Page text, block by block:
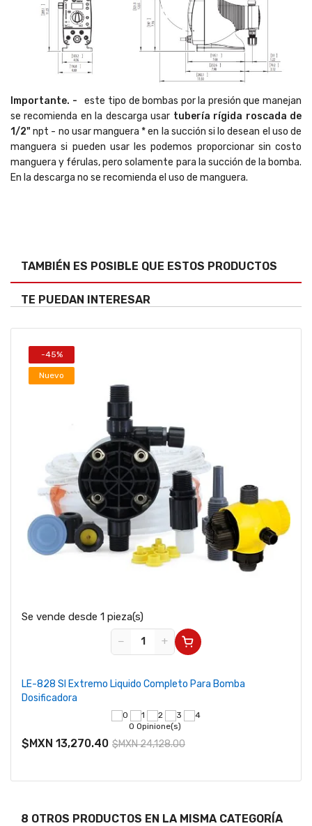
Importante. - este tipo de bombas por la presión que manejan
se recomienda en la descarga usar tubería rígida roscada de
1/2" npt - no usar manguera * en la succión si lo desean el uso de
manguera si pueden usar les podemos proporcionar sin costo
manguera y férulas, pero solamente para la succión de la bomba.
En la descarga no se recomienda el uso de manguera.
TAMBIÉN ES POSIBLE QUE ESTOS PRODUCTOS
TE PUEDAN INTERESAR
-45%
Nuevo
Se vende desde 1 pieza(s)
−
+
LE-828 SI Extremo Liquido Completo Para Bomba
Dosificadora
0 Opinione(s)
$MXN 13,270.40 $MXN 24,128.00
8 OTROS PRODUCTOS EN LA MISMA CATEGORÍA